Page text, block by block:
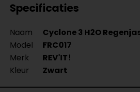
Specificaties
Naam
Cyclone 3 H2O
Model
FRC017
Merk
REV'IT!
Kleur
Zwart